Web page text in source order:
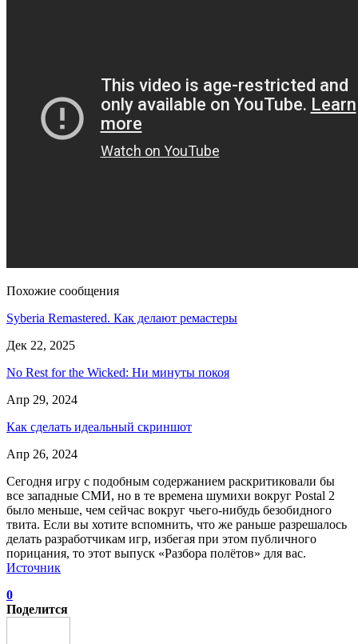
Похожие сообщения
Syberia Remastered. Как делают ремастеры
Дек 22, 2025
No Rest for the Wicked: Ни минуты покоя
Апр 29, 2024
Как сделать идеальный скриншот
Апр 26, 2024
Сегодня игру с подобным содержанием раскритиковали бы
все западные СМИ, но в те времена шумихи вокруг Postal 2
было меньше, чем сейчас вокруг чьего-нибудь безобидного
твита. Если вы хотите вспомнить, что же раньше разрешалось
делать разработчикам игр, избегая при этом публичного
порицания, то этот выпуск «Разбора полётов» для вас.
Источник
0
Поделится